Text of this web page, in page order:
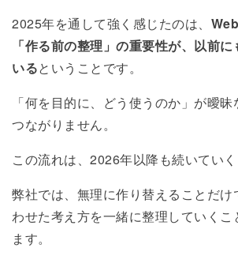
2025年を通して強く感じたのは、
「作る前の整理」の重要性が、以前
いるということです。
「何を目的に、どう使うのか」が曖
つながりません。
この流れは、2026年以降も続いていく
弊社では、無理に作り替えることだけ
わせた考え方を一緒に整理していくこ
ます。